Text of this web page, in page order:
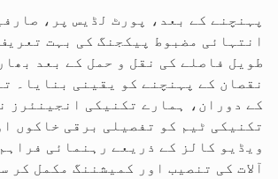
پہنچنے کے بعد، پورٹ لڈیس پر،
انتہائی مضبوط پیکجنگ کی بہت
طویل فاصلے کی نقل و حمل کے بعد
نقصان کے پہنچنے کو یقینی بنایا۔
کے دوران، ہمارے تکنیکی انجینئرز
تکنیکی ٹیم کو تفصیلی برقی خاکوں
ویڈیو کالز کے ذریعے رہنمائی
آلات کی تنصیب اور کمیشننگ مکمل کر